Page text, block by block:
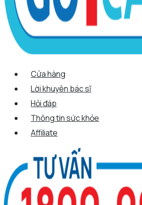
Cửa hàng
Lời khuyên bác sĩ
Hỏi đáp
Thông tin sức khỏe
Affiliate